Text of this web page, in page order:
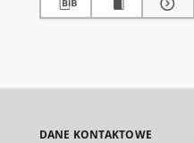
DANE KONTAKTOWE